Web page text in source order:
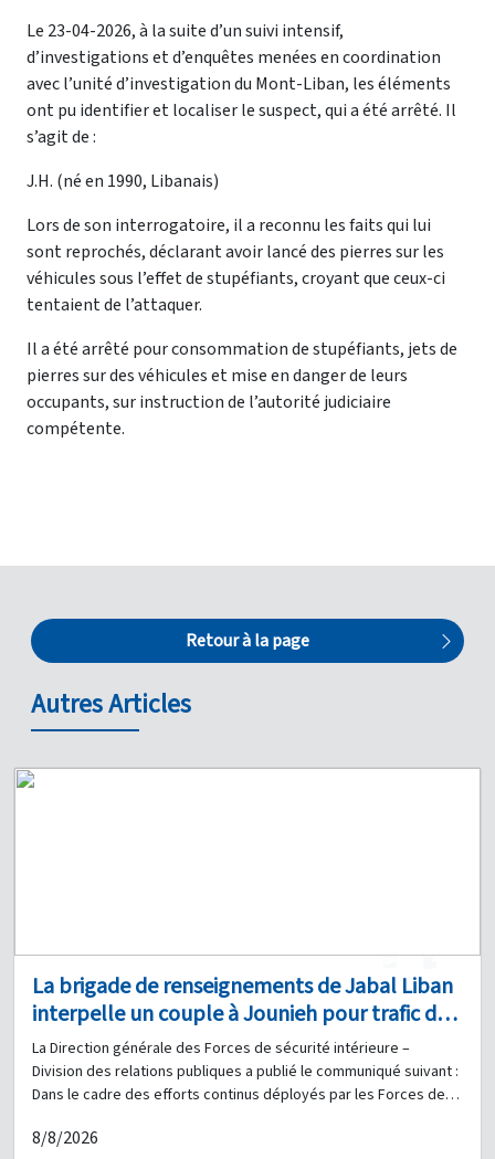
Le 23-04-2026, à la suite d’un suivi intensif,
d’investigations et d’enquêtes menées en coordination
avec l’unité d’investigation du Mont-Liban, les éléments
ont pu identifier et localiser le suspect, qui a été arrêté. Il
s’agit de :
J.H. (né en 1990, Libanais)
Lors de son interrogatoire, il a reconnu les faits qui lui
sont reprochés, déclarant avoir lancé des pierres sur les
véhicules sous l’effet de stupéfiants, croyant que ceux-ci
tentaient de l’attaquer.
Il a été arrêté pour consommation de stupéfiants, jets de
pierres sur des véhicules et mise en danger de leurs
occupants, sur instruction de l’autorité judiciaire
compétente.
Autres Articles
Retour à la page
La brigade de renseignements de Jabal Liban
interpelle un couple à Jounieh pour trafic de
stupéfiants et saisit une quantité de drogue
La Direction générale des Forces de sécurité intérieure –
Division des relations publiques a publié le communiqué suivant :
Dans le cadre des efforts continus déployés par les Forces de
poursuivre les personnes impliquées, la Brigade de
8/8/2026